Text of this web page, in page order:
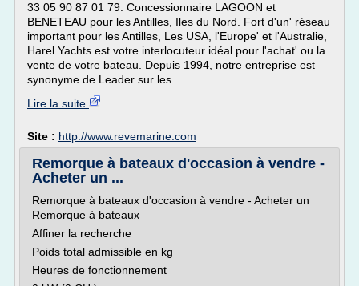
33 05 90 87 01 79. Concessionnaire LAGOON et
BENETEAU pour les Antilles, Iles du Nord. Fort d'un' réseau
important pour les Antilles, Les USA, l'Europe' et l'Australie,
Harel Yachts est votre interlocuteur idéal pour l'achat' ou la
vente de votre bateau. Depuis 1994, notre entreprise est
synonyme de Leader sur les...
Lire la suite
Site : http://www.revemarine.com
Remorque à bateaux d'occasion à vendre -
Acheter un ...
Remorque à bateaux d'occasion à vendre - Acheter un
Remorque à bateaux
Affiner la recherche
Poids total admissible en kg
Heures de fonctionnement